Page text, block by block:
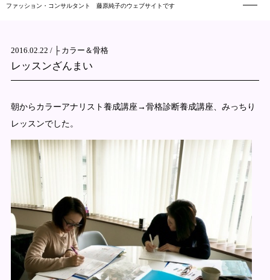
ファッション・コンサルタント 藤原純子のウェブサイトです
2016.02.22 / ├ カラー＆骨格
レッスンざんまい
朝からカラーアナリスト養成講座→骨格診断養成講座、みっちり
レッスンでした。